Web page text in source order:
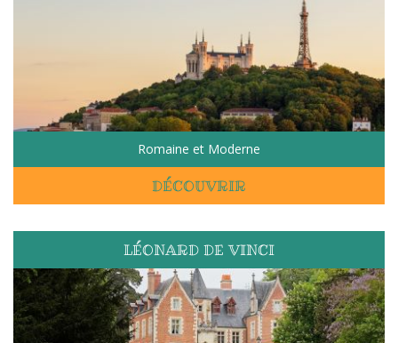
Romaine et Moderne
DÉCOUVRIR
LÉONARD DE VINCI